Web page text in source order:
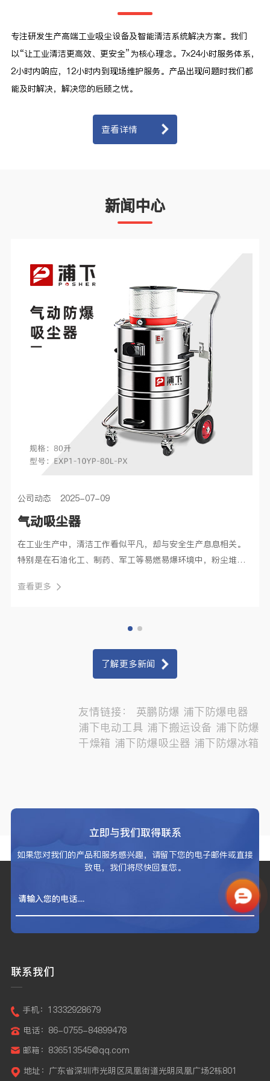
专注研发生产高端工业吸尘设备及智能清洁系统解决方案。我们
以“让工业清洁更高效、更安全”为核心理念。7×24小时服务体系，
2小时内响应，12小时内到现场维护服务。产品出现问题时我们都
能及时解决，解决您的后顾之忧。
查看详情
新闻中心
公司动态 2025-07-09
气动吸尘器
在工业生产中，清洁工作看似平凡，却与安全生产息息相关。
特别是在石油化工、制药、军工等易燃易爆环境中，粉尘堆积
查看更多
了解更多新闻
友情链接： 英鹏防爆 浦下防爆电器
浦下电动工具 浦下搬运设备 浦下防爆
干燥箱 浦下防爆吸尘器 浦下防爆冰箱
立即与我们取得联系
如果您对我们的产品和服务感兴趣，请留下您的电子邮件或直接
致电，我们将尽快回复您。
联系我们
手机：13332928679
电话：86-0755-84899478
邮箱：836513545@qq.com
地址：广东省深圳市光明区凤凰街道光明凤凰广场2栋801